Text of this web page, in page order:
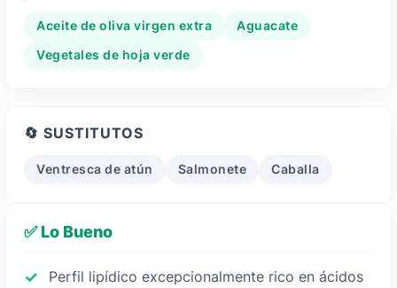
Aceite de oliva virgen extra Aguacate
Vegetales de hoja verde
🔄 SUSTITUTOS
Ventresca de atún Salmonete Caballa
✅ Lo Bueno
Perfil lipídico excepcionalmente rico en ácidos